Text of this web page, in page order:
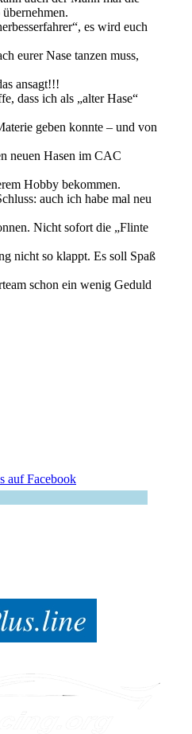
es wird euch
eurer Nase tanzen muss,
ansagt!!!
dass ich als „alter Hase“
geben konnte – und von
neuen Hasen im CAC
Hobby bekommen.
auch ich habe mal neu
Nicht sofort die „Flinte
nicht so klappt. Es soll Spaß
schon ein wenig Geduld
auf Facebook